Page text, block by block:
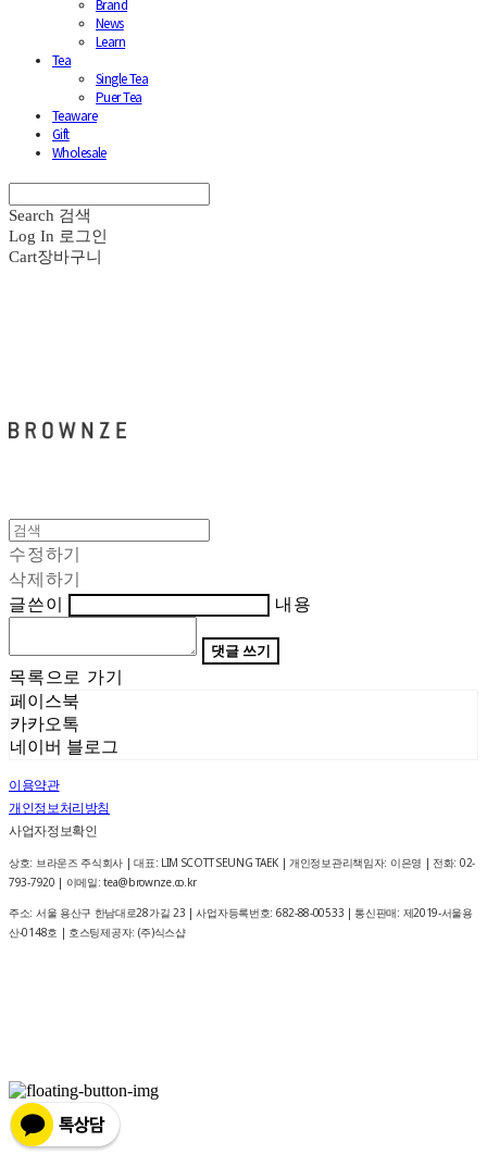
Brand
News
Learn
Tea
Single Tea
Puer Tea
Teaware
Gift
Wholesale
Search 검색
Log In 로그인
Cart장바구니
수정하기
삭제하기
글쓴이
내용
댓글 쓰기
목록으로 가기
페이스북
카카오톡
네이버 블로그
이용약관
개인정보처리방침
사업자정보확인
상호: 브라운즈 주식회사 | 대표: LIM SCOTT SEUNG TAEK | 개인정보관리책임자: 이은영 | 전화: 02-
793-7920 | 이메일: tea@brownze.co.kr
주소: 서울 용산구 한남대로28가길 23 | 사업자등록번호: 682-88-00533 | 통신판매: 제2019-서울용
산-0148호 | 호스팅제공자: (주)식스샵